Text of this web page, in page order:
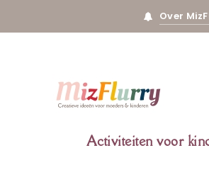
Over
Activiteiten voor